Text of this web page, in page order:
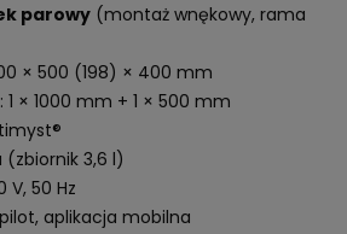
parowy (montaż wnękowy, rama
× 500 (198) × 400 mm
1 × 1000 mm + 1 × 500 mm
(zbiornik 3,6 l)
V, 50 Hz
aplikacja mobilna